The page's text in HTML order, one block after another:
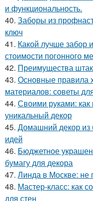
и функциональность.
40. Заборы из
ключ
41. Какой лучше забор
стоимости погонного
42. Преимущества
43. Основные правила
материалов: советы
44. Своими руками: как
уникальный декор
45. Домашний декор из
идей
46. Бюджетное
бумагу для декора
47. Линда в Москве: не
48. Мастер-класс: как
для стен